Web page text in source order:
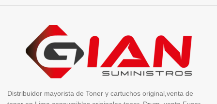
Distribuidor mayorista de Toner y cartuchos original,venta de